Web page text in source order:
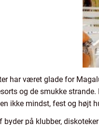
har været glade for
og de smukke
ikke mindst, fest og højt
byder på klubber,